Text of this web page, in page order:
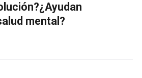
mental?